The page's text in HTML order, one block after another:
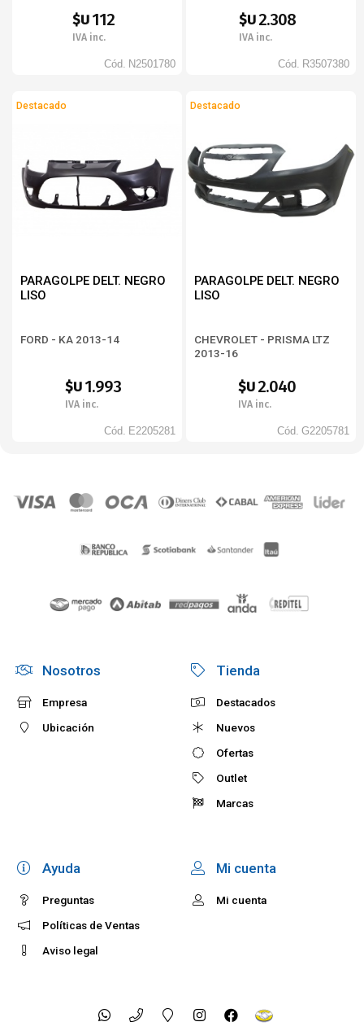
$U 112
IVA inc.
Cód. N2501780
$U2.308
IVA inc.
Cód. R3507380
Destacado
PARAGOLPE DELT. NEGRO
LISO
FORD - KA 2013-14
$U1.993
IVA inc.
Cód. E2205281
Destacado
PARAGOLPE DELT. NEGRO
LISO
CHEVROLET - PRISMA LTZ
2013-16
$U2.040
IVA inc.
Cód. G2205781
Nosotros
Empresa
Ubicación
Tienda
Destacados
Nuevos
Ofertas
Outlet
Marcas
Ayuda
Preguntas
Políticas de Ventas
Aviso legal
Mi cuenta
Mi cuenta